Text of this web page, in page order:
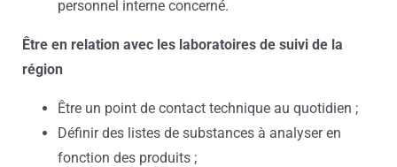
personnel interne concerné.
Être en relation avec les laboratoires de suivi de la
région
Être un point de contact technique au quotidien ;
Définir des listes de substances à analyser en
fonction des produits ;